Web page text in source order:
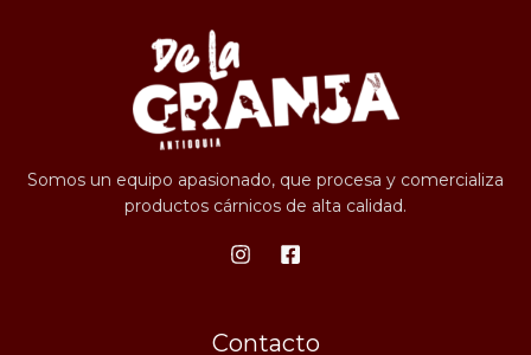
Somos un equipo apasionado, que procesa y comercializa
productos cárnicos de alta calidad.
Contacto